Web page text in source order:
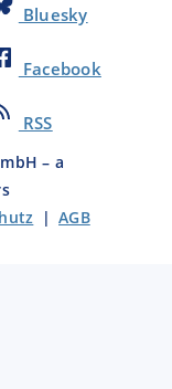
Bluesky
Facebook
RSS
– a
|AGB